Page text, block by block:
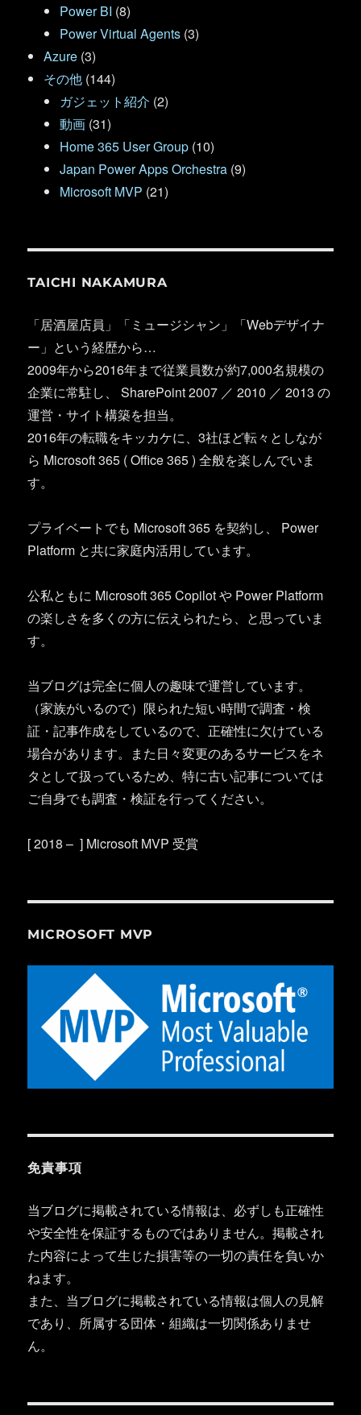
Power BI (8)
Power Virtual Agents (3)
Azure (3)
その他 (144)
ガジェット紹介 (2)
動画 (31)
Home 365 User Group (10)
Japan Power Apps Orchestra (9)
Microsoft MVP (21)
TAICHI NAKAMURA
「居酒屋店員」「ミュージシャン」「Webデザイナ
ー」という経歴から…
2009年から2016年まで従業員数が約7,000名規模の
企業に常駐し、 SharePoint 2007 ／ 2010 ／ 2013 の
運営・サイト構築を担当。
2016年の転職をキッカケに、3社ほど転々としなが
ら Microsoft 365 ( Office 365 ) 全般を楽しんでいま
す。
プライベートでも Microsoft 365 を契約し、 Power
Platform と共に家庭内活用しています。
公私ともに Microsoft 365 Copilot や Power Platform
の楽しさを多くの方に伝えられたら、と思っていま
す。
当ブログは完全に個人の趣味で運営しています。
（家族がいるので）限られた短い時間で調査・検
証・記事作成をしているので、正確性に欠けている
場合があります。また日々変更のあるサービスをネ
タとして扱っているため、特に古い記事については
ご自身でも調査・検証を行ってください。
[ 2018 – ] Microsoft MVP 受賞
MICROSOFT MVP
免責事項
当ブログに掲載されている情報は、必ずしも正確性
や安全性を保証するものではありません。掲載され
た内容によって生じた損害等の一切の責任を負いか
ねます。
また、当ブログに掲載されている情報は個人の見解
であり、所属する団体・組織は一切関係ありませ
ん。